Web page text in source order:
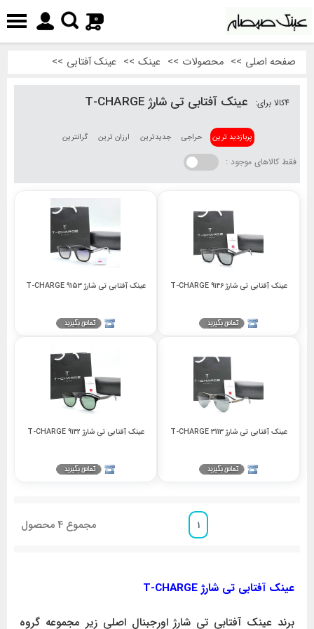
0
صفحه اصلی >> محصولات >> عینک >> عینک آفتابی >>
4کالا برای: عینک آفتابی تی شارژ T-CHARGE
پربازدید ترین حراجی جدیدترین ارزان ترین گرانترین
فقط کالاهای موجود :
عینک آفتابی تی شارژ T-CHARGE 9146 عینک آفتابی تی شارژ T-CHARGE 9153
عینک آفتابی تی شارژ T-CHARGE 3113 عینک آفتابی تی شارژ T-CHARGE 9142
1 مجموع 4 محصول
عینک آفتابی تی شارژ T-CHARGE
برند عینک آفتابی تی شارژ اورجبنال اصلی زیر مجموعه گروه